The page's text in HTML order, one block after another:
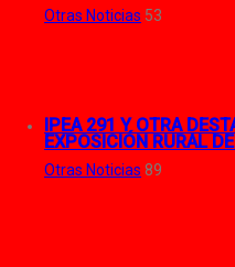
Otras Noticias 53
IPEA 291 Y OTRA
EXPOSICIÓN RURAL
Otras Noticias 89